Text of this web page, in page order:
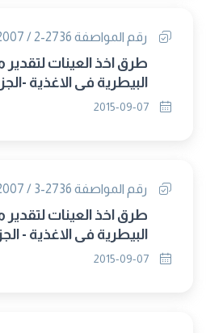
رقم المواصفة 2736-2 / 2007
طرق اخذ العينات لتقدير
الاسماك والالبان و
رقم المواصفة 2736-3 / 2007
طرق اخذ العينات لتقدير
النحل (حل محلها 2736/2015)